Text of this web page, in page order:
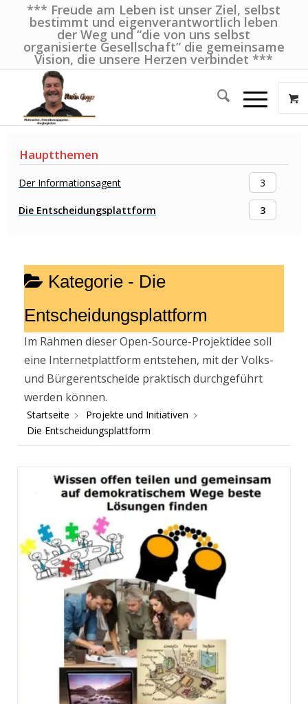
*** Freude am Leben ist unser Ziel, selbst
bestimmt und eigenverantwortlich leben
der Weg und “die von uns selbst
organisierte Gesellschaft” die gemeinsame
Vision, die unsere Herzen verbindet ***
Hauptthemen
Der Informationsagent 3
Die Entscheidungsplattform 3
Kategorie - Die
Entscheidungsplattform
Im Rahmen dieser Open-Source-Projektidee soll
eine Internetplattform entstehen, mit der Volks-
und Bürgerentscheide praktisch durchgeführt
werden können.
Startseite
Projekte und Initiativen
Die Entscheidungsplattform